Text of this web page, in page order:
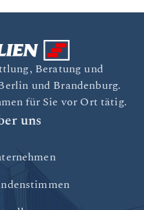
Beratung und
und Brandenburg.
für Sie vor Ort tätig.
uns